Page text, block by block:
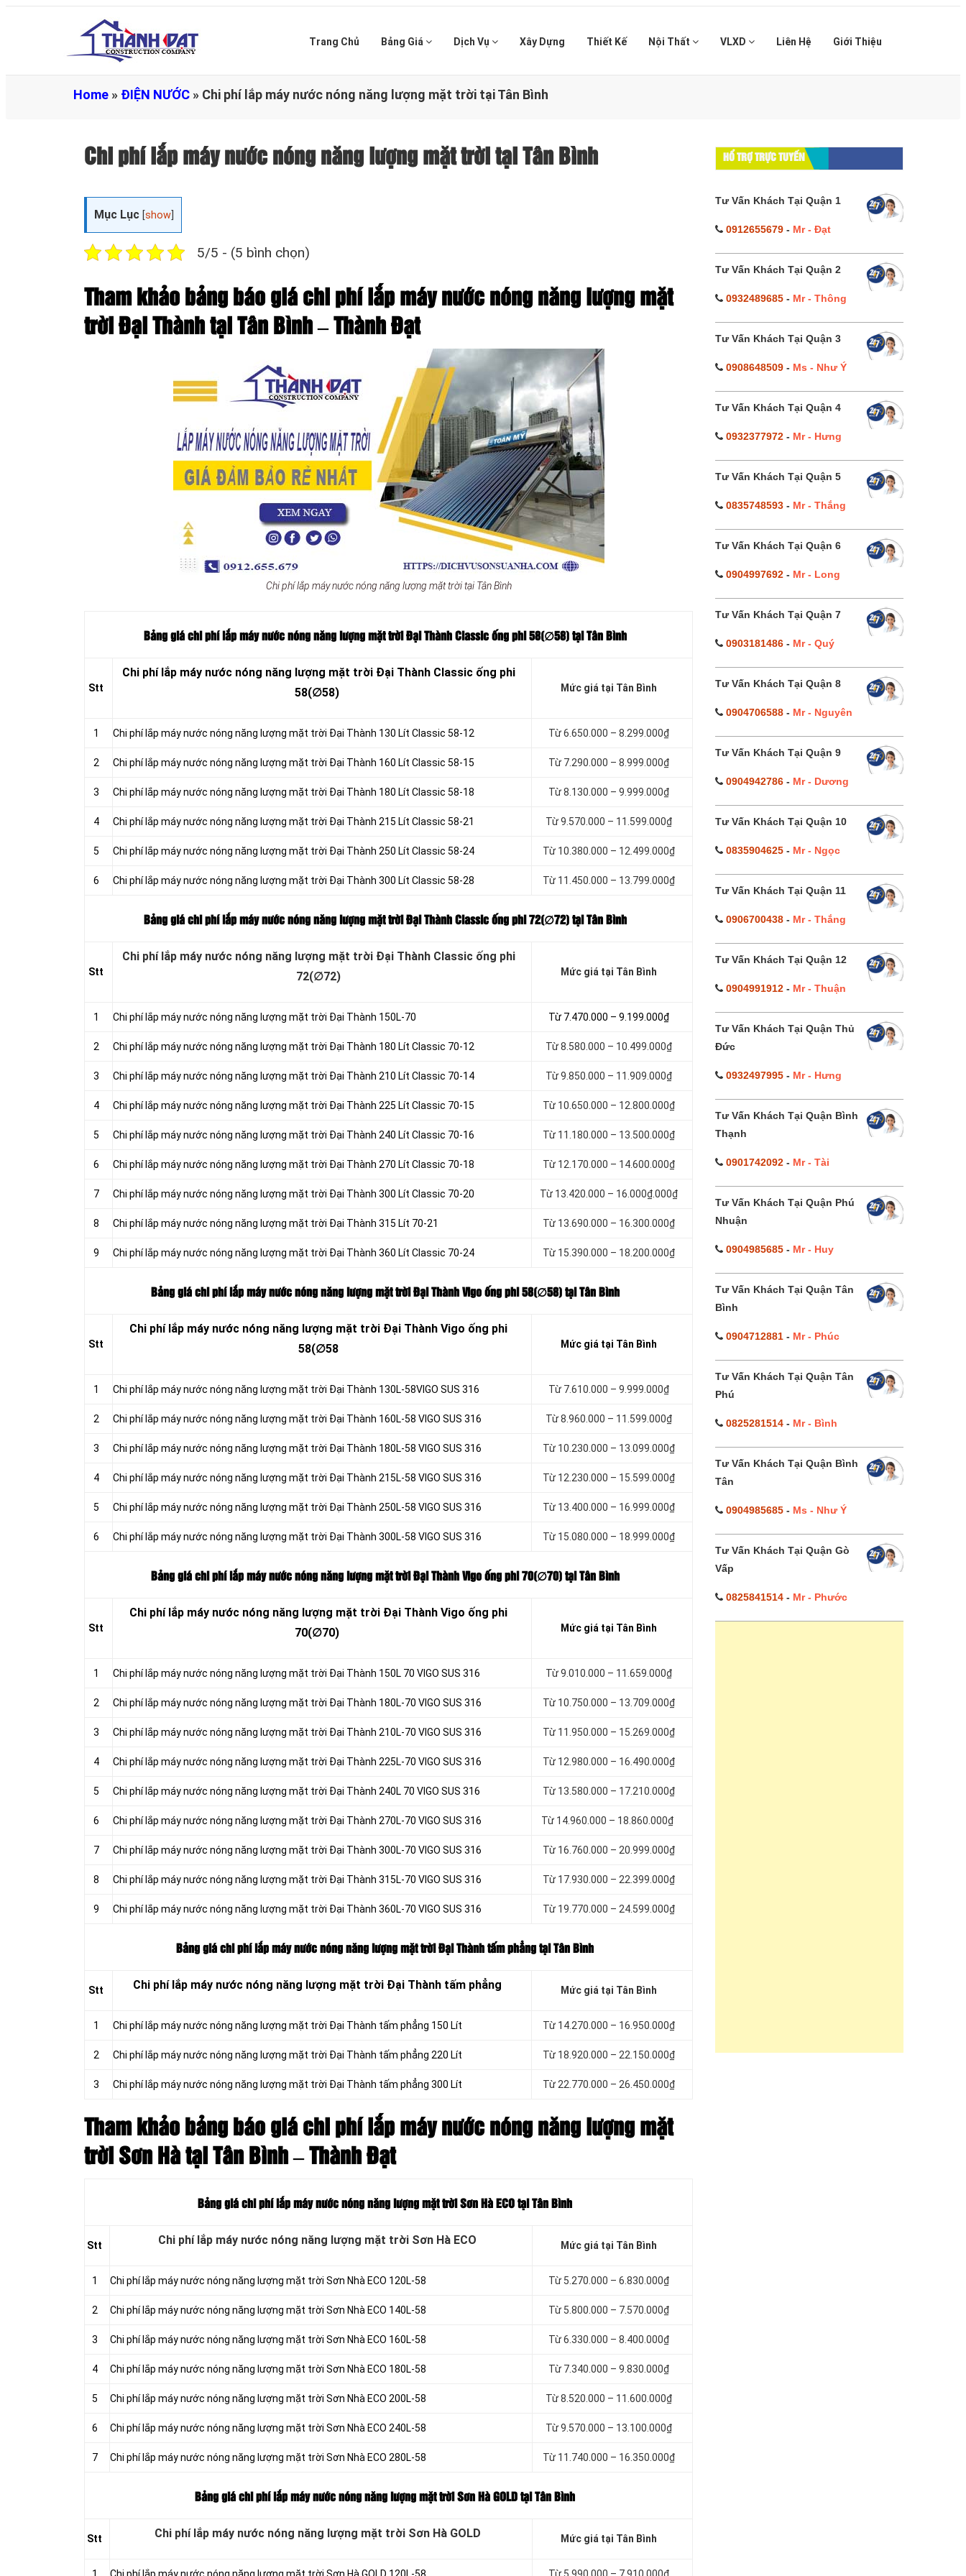
Trang Chủ Bảng Giá Dịch Vụ Xây Dựng Thiết Kế Nội Thất VLXD Liên Hệ Giới Thiệu
Home » ĐIỆN NƯỚC » Chi phí lắp máy nước nóng năng lượng mặt trời tại Tân Bình
Chi phí lắp máy nước nóng năng lượng mặt trời tại Tân Bình
Mục Lục [show
5/5 - (5 bình chọn)
Tham khảo bảng báo giá chi phí lắp máy nước nóng năng lượng mặt
trời Đại Thành tại Tân Bình – Thành Đạt
Chi phí lắp máy nước nóng năng lượng mặt trời tại Tân Bình
Bảng giá chi phí lắp máy nước nóng năng lượng mặt trời Đại Thành Classic ống phi 58(∅58) tại Tân Bình
Stt
Chi phí lắp máy nước nóng năng lượng mặt trời Đại Thành Classic ống phi
58(∅58)
Mức giá tại Tân Bình
1 Chi phí lắp máy nước nóng năng lượng mặt trời Đại Thành 130 Lít Classic 58-12 Từ 6.650.000 – 8.299.000₫
2 Chi phí lắp máy nước nóng năng lượng mặt trời Đại Thành 160 Lít Classic 58-15 Từ 7.290.000 – 8.999.000₫
3 Chi phí lắp máy nước nóng năng lượng mặt trời Đại Thành 180 Lít Classic 58-18 Từ 8.130.000 – 9.999.000₫
4 Chi phí lắp máy nước nóng năng lượng mặt trời Đại Thành 215 Lít Classic 58-21 Từ 9.570.000 – 11.599.000₫
5 Chi phí lắp máy nước nóng năng lượng mặt trời Đại Thành 250 Lít Classic 58-24 Từ 10.380.000 – 12.499.000₫
6 Chi phí lắp máy nước nóng năng lượng mặt trời Đại Thành 300 Lít Classic 58-28 Từ 11.450.000 – 13.799.000₫
Bảng giá chi phí lắp máy nước nóng năng lượng mặt trời Đại Thành Classic ống phi 72(∅72) tại Tân Bình
Stt
Chi phí lắp máy nước nóng năng lượng mặt trời Đại Thành Classic ống phi
72(∅72)
Mức giá tại Tân Bình
1 Chi phí lắp máy nước nóng năng lượng mặt trời Đại Thành 150L-70 Từ 7.470.000 – 9.199.000₫
2 Chi phí lắp máy nước nóng năng lượng mặt trời Đại Thành 180 Lít Classic 70-12 Từ 8.580.000 – 10.499.000₫
3 Chi phí lắp máy nước nóng năng lượng mặt trời Đại Thành 210 Lít Classic 70-14 Từ 9.850.000 – 11.909.000₫
4 Chi phí lắp máy nước nóng năng lượng mặt trời Đại Thành 225 Lít Classic 70-15 Từ 10.650.000 – 12.800.000₫
5 Chi phí lắp máy nước nóng năng lượng mặt trời Đại Thành 240 Lít Classic 70-16 Từ 11.180.000 – 13.500.000₫
6 Chi phí lắp máy nước nóng năng lượng mặt trời Đại Thành 270 Lít Classic 70-18 Từ 12.170.000 – 14.600.000₫
7 Chi phí lắp máy nước nóng năng lượng mặt trời Đại Thành 300 Lít Classic 70-20 Từ 13.420.000 – 16.000₫.000₫
8 Chi phí lắp máy nước nóng năng lượng mặt trời Đại Thành 315 Lít 70-21 Từ 13.690.000 – 16.300.000₫
9 Chi phí lắp máy nước nóng năng lượng mặt trời Đại Thành 360 Lít Classic 70-24 Từ 15.390.000 – 18.200.000₫
Bảng giá chi phí lắp máy nước nóng năng lượng mặt trời Đại Thành Vigo ống phi 58(∅58) tại Tân Bình
Stt
Chi phí lắp máy nước nóng năng lượng mặt trời Đại Thành Vigo ống phi
58(∅58
Mức giá tại Tân Bình
1 Chi phí lắp máy nước nóng năng lượng mặt trời Đại Thành 130L-58VIGO SUS 316 Từ 7.610.000 – 9.999.000₫
2 Chi phí lắp máy nước nóng năng lượng mặt trời Đại Thành 160L-58 VIGO SUS 316 Từ 8.960.000 – 11.599.000₫
3 Chi phí lắp máy nước nóng năng lượng mặt trời Đại Thành 180L-58 VIGO SUS 316 Từ 10.230.000 – 13.099.000₫
4 Chi phí lắp máy nước nóng năng lượng mặt trời Đại Thành 215L-58 VIGO SUS 316 Từ 12.230.000 – 15.599.000₫
5 Chi phí lắp máy nước nóng năng lượng mặt trời Đại Thành 250L-58 VIGO SUS 316 Từ 13.400.000 – 16.999.000₫
6 Chi phí lắp máy nước nóng năng lượng mặt trời Đại Thành 300L-58 VIGO SUS 316 Từ 15.080.000 – 18.999.000₫
Bảng giá chi phí lắp máy nước nóng năng lượng mặt trời Đại Thành Vigo ống phi 70(∅70) tại Tân Bình
Stt
Chi phí lắp máy nước nóng năng lượng mặt trời Đại Thành Vigo ống phi
70(∅70)
Mức giá tại Tân Bình
1 Chi phí lắp máy nước nóng năng lượng mặt trời Đại Thành 150L 70 VIGO SUS 316 Từ 9.010.000 – 11.659.000₫
2 Chi phí lắp máy nước nóng năng lượng mặt trời Đại Thành 180L-70 VIGO SUS 316 Từ 10.750.000 – 13.709.000₫
3 Chi phí lắp máy nước nóng năng lượng mặt trời Đại Thành 210L-70 VIGO SUS 316 Từ 11.950.000 – 15.269.000₫
4 Chi phí lắp máy nước nóng năng lượng mặt trời Đại Thành 225L-70 VIGO SUS 316 Từ 12.980.000 – 16.490.000₫
5 Chi phí lắp máy nước nóng năng lượng mặt trời Đại Thành 240L 70 VIGO SUS 316 Từ 13.580.000 – 17.210.000₫
6 Chi phí lắp máy nước nóng năng lượng mặt trời Đại Thành 270L-70 VIGO SUS 316 Từ 14.960.000 – 18.860.000₫
7 Chi phí lắp máy nước nóng năng lượng mặt trời Đại Thành 300L-70 VIGO SUS 316 Từ 16.760.000 – 20.999.000₫
8 Chi phí lắp máy nước nóng năng lượng mặt trời Đại Thành 315L-70 VIGO SUS 316 Từ 17.930.000 – 22.399.000₫
9 Chi phí lắp máy nước nóng năng lượng mặt trời Đại Thành 360L-70 VIGO SUS 316 Từ 19.770.000 – 24.599.000₫
Bảng giá chi phí lắp máy nước nóng năng lượng mặt trời Đại Thành tấm phẳng tại Tân Bình
Stt Chi phí lắp máy nước nóng năng lượng mặt trời Đại Thành tấm phẳng Mức giá tại Tân Bình
1 Chi phí lắp máy nước nóng năng lượng mặt trời Đại Thành tấm phẳng 150 Lít Từ 14.270.000 – 16.950.000₫
2 Chi phí lắp máy nước nóng năng lượng mặt trời Đại Thành tấm phẳng 220 Lít Từ 18.920.000 – 22.150.000₫
3 Chi phí lắp máy nước nóng năng lượng mặt trời Đại Thành tấm phẳng 300 Lít Từ 22.770.000 – 26.450.000₫
Tham khảo bảng báo giá chi phí lắp máy nước nóng năng lượng mặt
trời Sơn Hà tại Tân Bình – Thành Đạt
Bảng giá chi phí lắp máy nước nóng năng lượng mặt trời Sơn Hà ECO tại Tân Bình
Stt Chi phí lắp máy nước nóng năng lượng mặt trời Sơn Hà ECO Mức giá tại Tân Bình
1 Chi phí lắp máy nước nóng năng lượng mặt trời Sơn Nhà ECO 120L-58 Từ 5.270.000 – 6.830.000₫
2 Chi phí lắp máy nước nóng năng lượng mặt trời Sơn Nhà ECO 140L-58 Từ 5.800.000 – 7.570.000₫
3 Chi phí lắp máy nước nóng năng lượng mặt trời Sơn Nhà ECO 160L-58 Từ 6.330.000 – 8.400.000₫
4 Chi phí lắp máy nước nóng năng lượng mặt trời Sơn Nhà ECO 180L-58 Từ 7.340.000 – 9.830.000₫
5 Chi phí lắp máy nước nóng năng lượng mặt trời Sơn Nhà ECO 200L-58 Từ 8.520.000 – 11.600.000₫
6 Chi phí lắp máy nước nóng năng lượng mặt trời Sơn Nhà ECO 240L-58 Từ 9.570.000 – 13.100.000₫
7 Chi phí lắp máy nước nóng năng lượng mặt trời Sơn Nhà ECO 280L-58 Từ 11.740.000 – 16.350.000₫
Bảng giá chi phí lắp máy nước nóng năng lượng mặt trời Sơn Hà GOLD tại Tân Bình
Stt Chi phí lắp máy nước nóng năng lượng mặt trời Sơn Hà GOLD Mức giá tại Tân Bình
HỔ TRỢ TRỰC TUYẾN
Tư Vấn Khách Tại Quận 1
0912655679- Mr - Đạt
Tư Vấn Khách Tại Quận 2
0932489685- Mr - Thông
Tư Vấn Khách Tại Quận 3
0908648509- Ms - Như Ý
Tư Vấn Khách Tại Quận 4
0932377972- Mr - Hưng
Tư Vấn Khách Tại Quận 5
0835748593- Mr - Thắng
Tư Vấn Khách Tại Quận 6
0904997692- Mr - Long
Tư Vấn Khách Tại Quận 7
0903181486- Mr - Quý
Tư Vấn Khách Tại Quận 8
0904706588- Mr - Nguyên
Tư Vấn Khách Tại Quận 9
0904942786- Mr - Dương
Tư Vấn Khách Tại Quận 10
0835904625- Mr - Ngọc
Tư Vấn Khách Tại Quận 11
0906700438- Mr - Thắng
Tư Vấn Khách Tại Quận 12
0904991912- Mr - Thuận
Tư Vấn Khách Tại Quận Thủ
Đức
0932497995- Mr - Hưng
Tư Vấn Khách Tại Quận Bình
Thạnh
0901742092- Mr - Tài
Tư Vấn Khách Tại Quận Phú
Nhuận
0904985685- Mr - Huy
Tư Vấn Khách Tại Quận Tân
Bình
0904712881- Mr - Phúc
Tư Vấn Khách Tại Quận Tân
Phú
0825281514- Mr - Bình
Tư Vấn Khách Tại Quận Bình
Tân
0904985685- Ms - Như Ý
Tư Vấn Khách Tại Quận Gò
Vấp
0825841514- Mr - Phước